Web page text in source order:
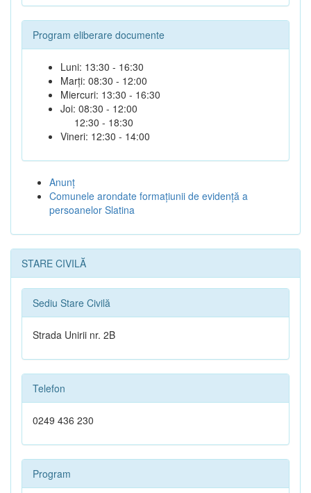
Program eliberare documente
Luni: 13:30 - 16:30
Marți: 08:30 - 12:00
Miercuri: 13:30 - 16:30
Joi: 08:30 - 12:00
12:30 - 18:30
Vineri: 12:30 - 14:00
Anunţ
Comunele arondate formaţiunii de evidenţă a
persoanelor Slatina
STARE CIVILĂ
Sediu Stare Civilă
Strada Unirii nr. 2B
Telefon
0249 436 230
Program